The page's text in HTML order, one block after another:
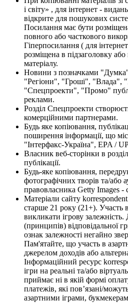
і світу» , для інтернет -
відкрите для пошукових
Посилання має бути
повного або часткового
Гіперпосилання ( для
розміщена в підзаголовку
матеріалу.
Новини з позначками
"Регіони", "Гроші", "Влада",
"Спецпроекти", "Промо"
реклами.
Розділ Спецпроекти
комерційними партнерами.
Будь яке копіювання,
поширення інформації, що
"Інтерфакс-Україна", EPA /
Власник веб-сторінки в
публікації.
Будь-яке копіювання,
фотографічних творів та/або
правовласника Getty Images -
Матеріали сайту
старше 21 року (21+). Участь
викликати ігрову
(принципів) відповідальної
ознак залежності негайно
Пам'ятайте, що участь в
джерелом доходів або
Інформаційний ресурс
ігри на реальні та/або
приймає ні в якій формі
платежів, які пов’язані/
азартними іграми,